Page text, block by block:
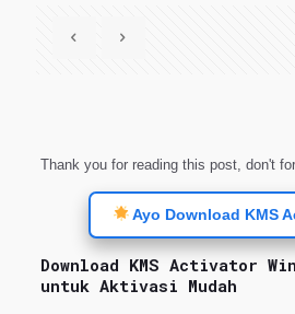
Thank you for reading this post, don't
Ayo Download KMS
Download KMS Activator
untuk Aktivasi Mudah